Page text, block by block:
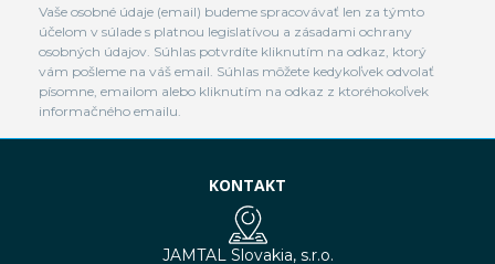
Vaše osobné údaje (email) budeme spracovávať len za týmto
účelom v súlade s platnou legislatívou a zásadami ochrany
osobných údajov. Súhlas potvrdíte kliknutím na odkaz, ktorý
vám pošleme na váš email. Súhlas môžete kedykoľvek odvolať
písomne, emailom alebo kliknutím na odkaz z ktoréhokoľvek
informačného emailu.
KONTAKT
JAMTAL Slovakia, s.r.o.